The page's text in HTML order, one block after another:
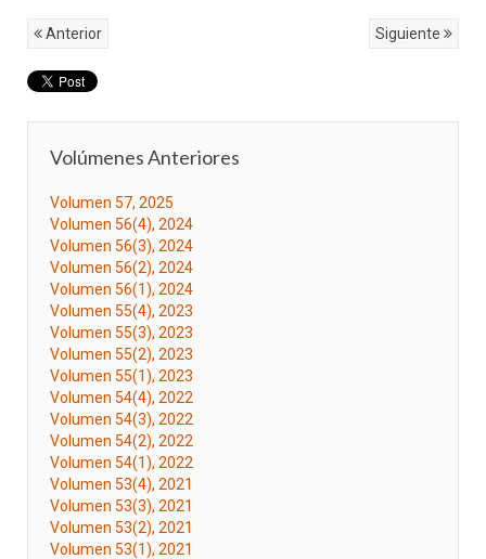
Anterior Siguiente
Volúmenes Anteriores
Volumen 57, 2025
Volumen 56(4), 2024
Volumen 56(3), 2024
Volumen 56(2), 2024
Volumen 56(1), 2024
Volumen 55(4), 2023
Volumen 55(3), 2023
Volumen 55(2), 2023
Volumen 55(1), 2023
Volumen 54(4), 2022
Volumen 54(3), 2022
Volumen 54(2), 2022
Volumen 54(1), 2022
Volumen 53(4), 2021
Volumen 53(3), 2021
Volumen 53(2), 2021
Volumen 53(1), 2021